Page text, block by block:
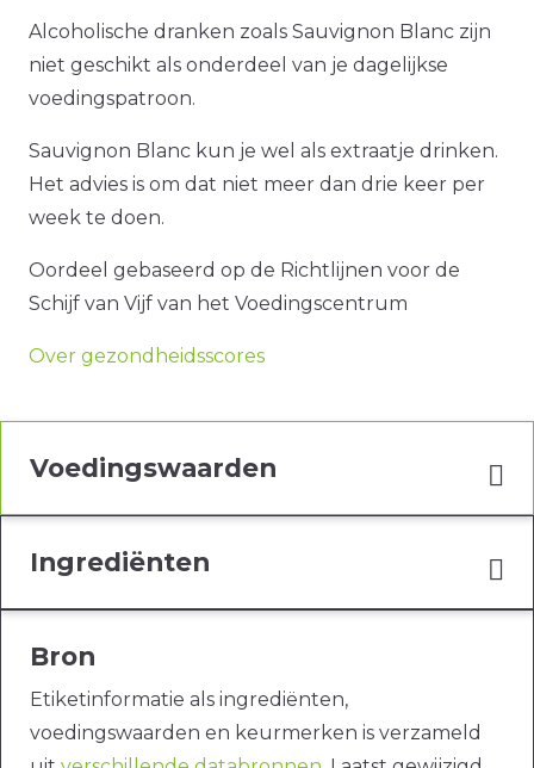
Alcoholische dranken zoals Sauvignon Blanc zijn
niet geschikt als onderdeel van je dagelijkse
voedingspatroon.
Sauvignon Blanc kun je wel als extraatje drinken.
Het advies is om dat niet meer dan drie keer per
week te doen.
Oordeel gebaseerd op de Richtlijnen voor de
Schijf van Vijf van het Voedingscentrum
Over gezondheidsscores
Voedingswaarden
Ingrediënten
Bron
Etiketinformatie als ingrediënten,
voedingswaarden en keurmerken is verzameld